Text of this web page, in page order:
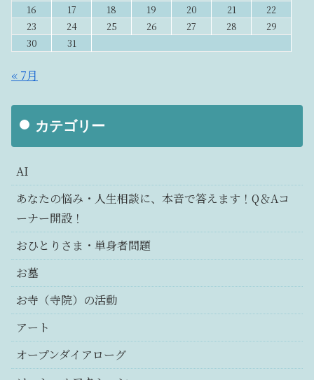
16
17 18 19 20 21
22
23
24 25 26 27 28
29
30
31
« 7月
カテゴリー
AI
あなたの悩み・人生相談に、本音で答えます！Q＆Aコ
ーナー開設！
おひとりさま・単身者問題
お墓
お寺（寺院）の活動
アート
オープンダイアローグ